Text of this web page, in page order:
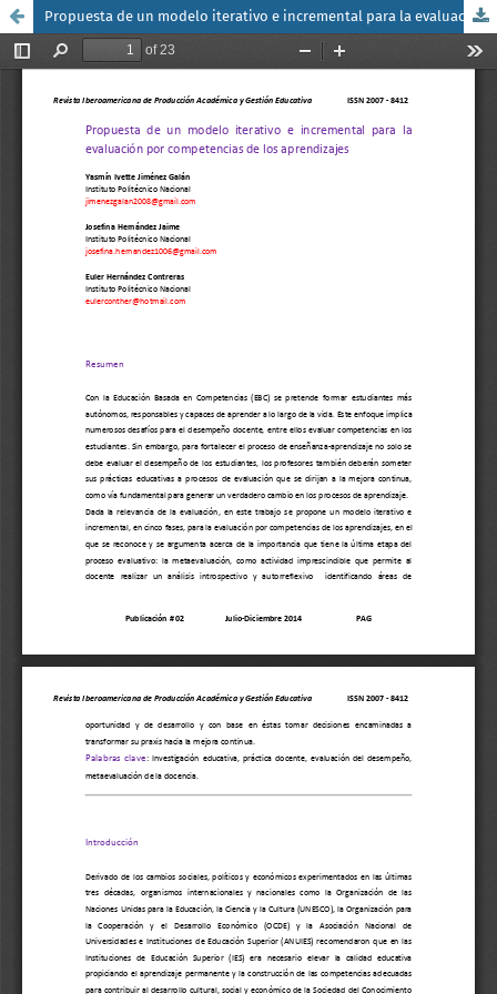
Propuesta de un modelo iterativo e incremental para la evaluación por competencias de los aprendizajes